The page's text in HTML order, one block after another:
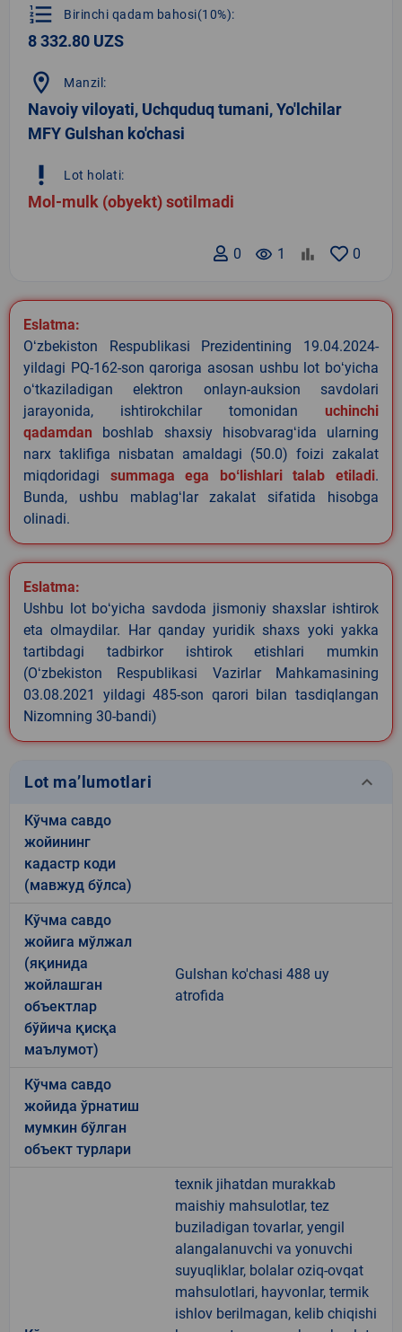
format_list_numbered Birinchi qadam bahosi(10%):
8 332.80 UZS
location_on Manzil:
Navoiy viloyati, Uchquduq tumani, Yo'lchilar
MFY Gulshan ko'chasi
priority_high Lot holati:
Mol-mulk (obyekt) sotilmadi
0
remove_red_eye 1
0
Eslatma:
Oʻzbekiston Respublikasi Prezidentining 19.04.2024-
yildagi PQ-162-son qaroriga asosan ushbu lot boʻyicha
oʻtkaziladigan elektron onlayn-auksion savdolari
jarayonida, ishtirokchilar tomonidan uchinchi
qadamdan boshlab shaxsiy hisobvaragʻida ularning
narx taklifiga nisbatan amaldagi (50.0) foizi zakalat
miqdoridagi summaga ega boʻlishlari talab etiladi.
Bunda, ushbu mablagʻlar zakalat sifatida hisobga
olinadi.
Eslatma:
Ushbu lot boʻyicha savdoda jismoniy shaxslar ishtirok
eta olmaydilar. Har qanday yuridik shaxs yoki yakka
tartibdagi tadbirkor ishtirok etishlari mumkin
(Oʻzbekiston Respublikasi Vazirlar Mahkamasining
03.08.2021 yildagi 485-son qarori bilan tasdiqlangan
Nizomning 30-bandi)
Lot ma’lumotlari keyboard_arrow_down
Кўчма савдо
жойининг
кадастр коди
(мавжуд бўлса)
Кўчма савдо
жойига мўлжал
(яқинида
жойлашган
объектлар
бўйича қисқа
маълумот)
Gulshan ko'chasi 488 uy
atrofida
Кўчма савдо
жойида ўрнатиш
мумкин бўлган
объект турлари
texnik jihatdan murakkab
maishiy mahsulotlar, tez
buziladigan tovarlar, yengil
alangalanuvchi va yonuvchi
suyuqliklar, bolalar oziq-ovqat
mahsulotlari, hayvonlar, termik
ishlov berilmagan, kelib chiqishi